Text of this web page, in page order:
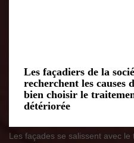
Les façadiers de la
recherchent les causes
bien choisir le
détériorée
Les façades se salissent avec